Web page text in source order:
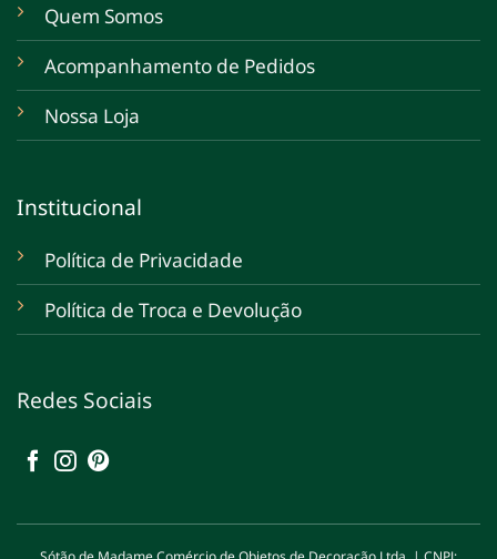
Quem Somos
Acompanhamento de Pedidos
Nossa Loja
Institucional
Política de Privacidade
Política de Troca e Devolução
Redes Sociais